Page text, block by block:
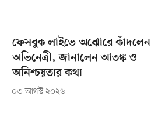
ফেসবুক লাইভে অঝোরে কাঁদলেন
অভিনেত্রী, জানালেন আতঙ্ক ও
অনিশ্চয়তার কথা
০৩ আগস্ট ২০২৬